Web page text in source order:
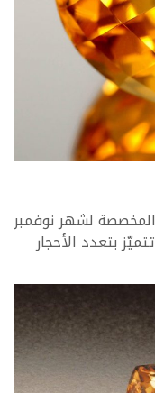
المخصصة لشهر نوفمبر
بتعدد الأحجار